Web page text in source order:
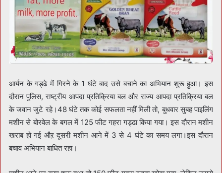
आर्यन के गड्ढे में गिरने के 1 घंटे बाद उसे बचाने का अभियान शुरू हुआ। इस
दौरान पुलिस, राष्ट्रीय आपदा प्रतिक्रिया बल और राज्य आपदा प्रतिक्रिया बल
के जवान जुटे रहे।48 घंटे तक कोई सफलता नहीं मिली तो, बुधवार सुबह पाइलिंग
मशीन से बोरवेल के बगल में 125 फीट गहरा गड्ढा किया गया। इस दौरान मशीन
खराब हो गई औऱ दूसरी मशीन आने में 3 से 4 घंटे का समय लगा।इस दौरान
बचाव अभियान बाधित रहा।